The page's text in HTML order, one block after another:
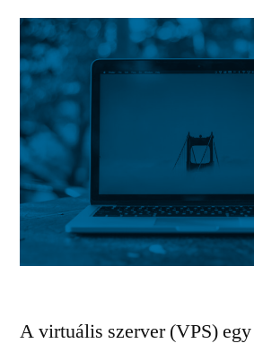
A virtuális szerver (VPS)